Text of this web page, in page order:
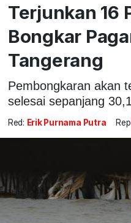
Terjunkan 16
Bongkar
Tangerang
Pembongkaran akan
selesai sepanjang
Red: Erik Purnama Putra